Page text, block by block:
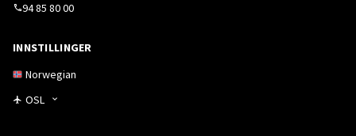
94 85 80 00
INNSTILLINGER
Norwegian
OSL